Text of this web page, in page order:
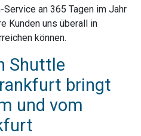
an 365 Tagen im Jahr
Kunden uns überall in
können.
Shuttle
bringt
und vom